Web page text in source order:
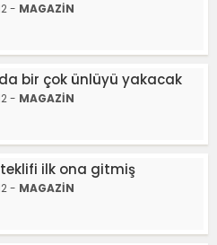
- MAGAZİN
bir çok ünlüyü yakacak
- MAGAZİN
ilk ona gitmiş
- MAGAZİN